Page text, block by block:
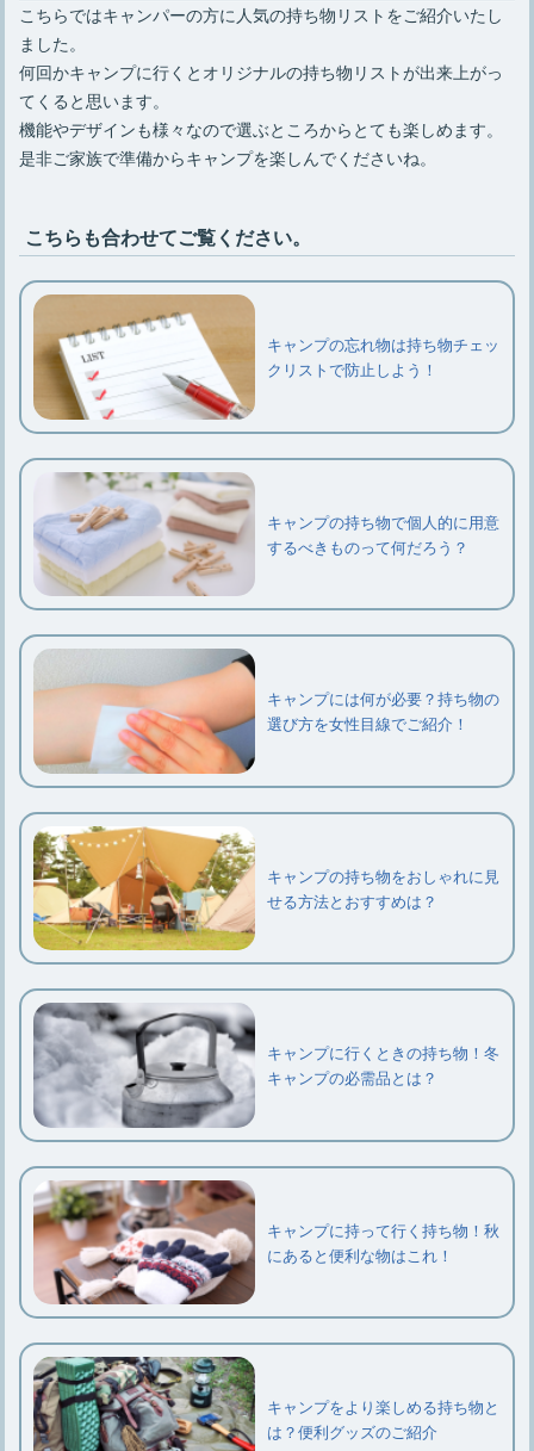
こちらではキャンパーの方に人気の持ち物リストをご紹介いたし
ました。
何回かキャンプに行くとオリジナルの持ち物リストが出来上がっ
てくると思います。
機能やデザインも様々なので選ぶところからとても楽しめます。
是非ご家族で準備からキャンプを楽しんでくださいね。
こちらも合わせてご覧ください。
キャンプの忘れ物は持ち物チェッ
クリストで防止しよう！
キャンプの持ち物で個人的に用意
するべきものって何だろう？
キャンプには何が必要？持ち物の
選び方を女性目線でご紹介！
キャンプの持ち物をおしゃれに見
せる方法とおすすめは？
キャンプに行くときの持ち物！冬
キャンプの必需品とは？
キャンプに持って行く持ち物！秋
にあると便利な物はこれ！
キャンプをより楽しめる持ち物と
は？便利グッズのご紹介